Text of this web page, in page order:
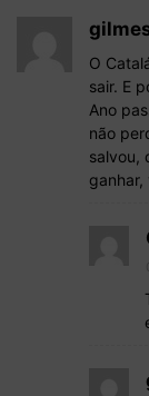
O
sair. E
Ano
não
salvou,
ganhar,